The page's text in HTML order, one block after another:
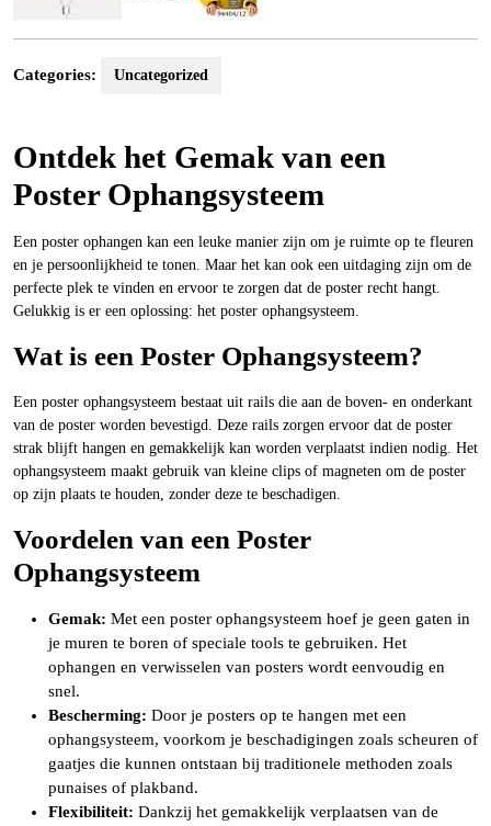
Categories: Uncategorized
Ontdek het Gemak van een
Poster Ophangsysteem
Een poster ophangen kan een leuke manier zijn om je ruimte op te fleuren
en je persoonlijkheid te tonen. Maar het kan ook een uitdaging zijn om de
perfecte plek te vinden en ervoor te zorgen dat de poster recht hangt.
Gelukkig is er een oplossing: het poster ophangsysteem.
Wat is een Poster Ophangsysteem?
Een poster ophangsysteem bestaat uit rails die aan de boven- en onderkant
van de poster worden bevestigd. Deze rails zorgen ervoor dat de poster
strak blijft hangen en gemakkelijk kan worden verplaatst indien nodig. Het
ophangsysteem maakt gebruik van kleine clips of magneten om de poster
op zijn plaats te houden, zonder deze te beschadigen.
Voordelen van een Poster
Ophangsysteem
Gemak: Met een poster ophangsysteem hoef je geen gaten in
je muren te boren of speciale tools te gebruiken. Het
ophangen en verwisselen van posters wordt eenvoudig en
snel.
Bescherming: Door je posters op te hangen met een
ophangsysteem, voorkom je beschadigingen zoals scheuren of
gaatjes die kunnen ontstaan bij traditionele methoden zoals
punaises of plakband.
Flexibiliteit: Dankzij het gemakkelijk verplaatsen van de